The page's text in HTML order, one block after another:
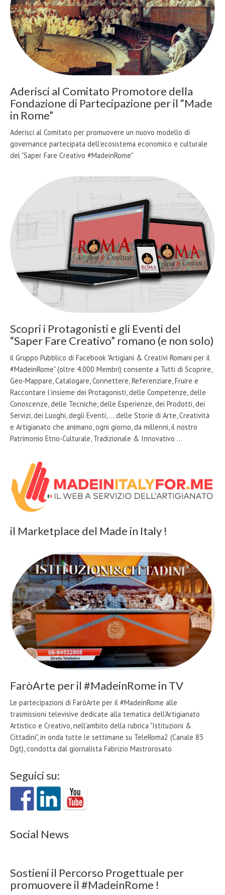
Aderisci al Comitato Promotore della
Fondazione di Partecipazione per il “Made
in Rome”
Aderisci al Comitato per promuovere un nuovo modello di
governance partecipata dell'ecosistema economico e culturale
del "Saper Fare Creativo #MadeinRome"
Scopri i Protagonisti e gli Eventi del
“Saper Fare Creativo” romano (e non solo)
il Gruppo Pubblico di Facebook "Artigiani & Creativi Romani per il
#MadeinRome" (oltre 4.000 Membri) consente a Tutti di Scoprire,
Geo-Mappare, Catalogare, Connettere, Referenziare, Fruire e
Raccontare l’insieme dei Protagonisti, delle Competenze, delle
Conoscenze, delle Tecniche, delle Esperienze, dei Prodotti, dei
Servizi, dei Luoghi, degli Eventi, … delle Storie di Arte, Creatività
e Artigianato che animano, ogni giorno, da millenni, il nostro
Patrimonio Etno-Culturale, Tradizionale & Innovativo …
il Marketplace del Made in Italy !
FaròArte per il #MadeinRome in TV
Le partecipazioni di FaròArte per il #MadeinRome alle
trasmissioni televisive dedicate alla tematica dell'Artigianato
Artistico e Creativo, nell'ambito della rubrica "Istituzioni &
Cittadini", in onda tutte le settimane su TeleRoma2 (Canale 83
Dgt), condotta dal giornalista Fabrizio Mastrorosato
Seguici su:
Social News
Sostieni il Percorso Progettuale per
promuovere il #MadeinRome !